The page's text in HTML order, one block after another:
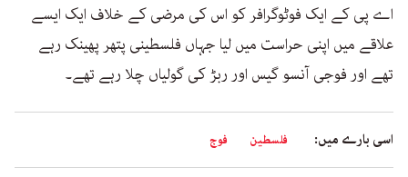
اے پی کے ایک فوٹوگرافر کو اس کی مرضی کے خلاف ایک ایسے
علاقے میں اپنی حراست میں لیا جہاں فلسطینی پتھر پھینک رہے
تھے اور فوجی آنسو گیس اور ربڑ کی گولیاں چلا رہے تھے۔
اسی بارے میں: فلسطین فوج